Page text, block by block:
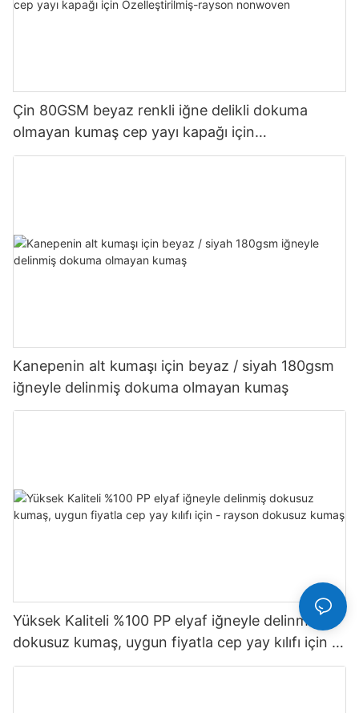
Çin 80GSM beyaz renkli iğne delikli dokuma
olmayan kumaş cep yayı kapağı için
Özelleştirilmiş-rayson nonwoven
Kanepenin alt kumaşı için beyaz / siyah 180gsm
iğneyle delinmiş dokuma olmayan kumaş
Yüksek Kaliteli %100 PP elyaf iğneyle delinmiş
dokusuz kumaş, uygun fiyatla cep yay kılıfı için -
rayson dokusuz kumaş